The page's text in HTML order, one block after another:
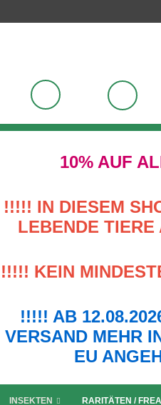
10% AUF
!!!!! IN DIESEM
LEBENDE
!!!!! KEIN
!!!!! AB
VERSAND MEHR
EU
INSEKTEN RARITÄTEN /